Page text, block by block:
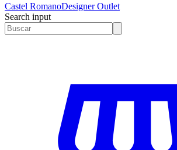
Castel RomanoDesigner Outlet
Search input